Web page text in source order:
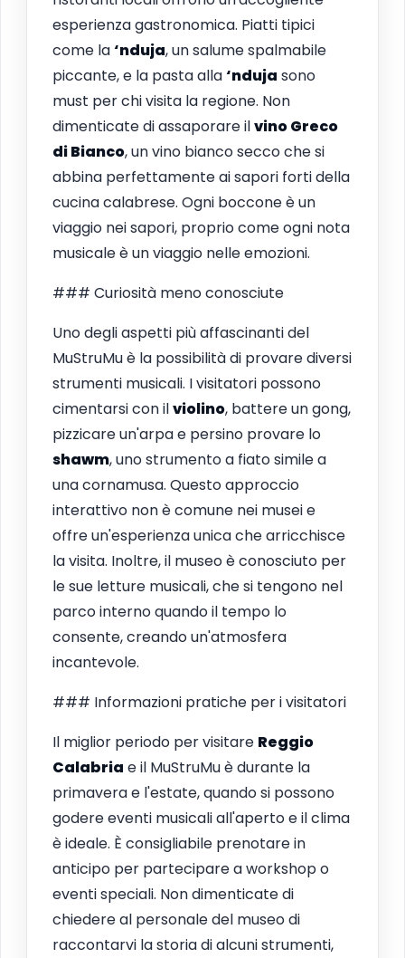
esperienza gastronomica. Piatti tipici
come la ‘nduja, un salume spalmabile
piccante, e la pasta alla ‘nduja sono
must per chi visita la regione. Non
dimenticate di assaporare ilvino Greco
di Bianco, un vino bianco secco che si
abbina perfettamente ai sapori forti della
cucina calabrese. Ogni boccone è un
viaggio nei sapori, proprio come ogni nota
musicale è un viaggio nelle emozioni.
### Curiosità meno conosciute
Uno degli aspetti più affascinanti del
MuStruMu è la possibilità di provare diversi
strumenti musicali. I visitatori possono
cimentarsi con ilviolino, battere un gong,
pizzicare un'arpa e persino provare lo
shawm, uno strumento a fiato simile a
una cornamusa. Questo approccio
interattivo non è comune nei musei e
offre un'esperienza unica che arricchisce
la visita. Inoltre, il museo è conosciuto per
le sue letture musicali, che si tengono nel
parco interno quando il tempo lo
consente, creando un'atmosfera
incantevole.
### Informazioni pratiche per i visitatori
Il miglior periodo per visitare Reggio
Calabria e il MuStruMu è durante la
primavera e l'estate, quando si possono
godere eventi musicali all'aperto e il clima
è ideale. È consigliabile prenotare in
anticipo per partecipare a workshop o
eventi speciali. Non dimenticate di
chiedere al personale del museo di
raccontarvi la storia di alcuni strumenti,